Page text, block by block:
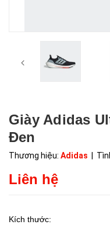
Giày Adidas
Đen
Thương hiệu: Adidas |
Liên hệ
Kích thước: